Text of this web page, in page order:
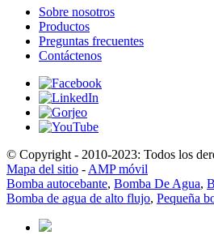
Sobre nosotros
Productos
Preguntas frecuentes
Contáctenos
© Copyright - 2010-2023: Todos los
Mapa del sitio - AMP móvil
Bomba autocebante, Bomba De Agua,
Bomba de agua de alto flujo, Pequeña